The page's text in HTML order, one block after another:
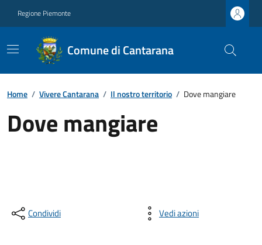
Regione Piemonte
Comune di Cantarana
Home / Vivere Cantarana / Il nostro territorio / Dove mangiare
Dove mangiare
Condividi Vedi azioni